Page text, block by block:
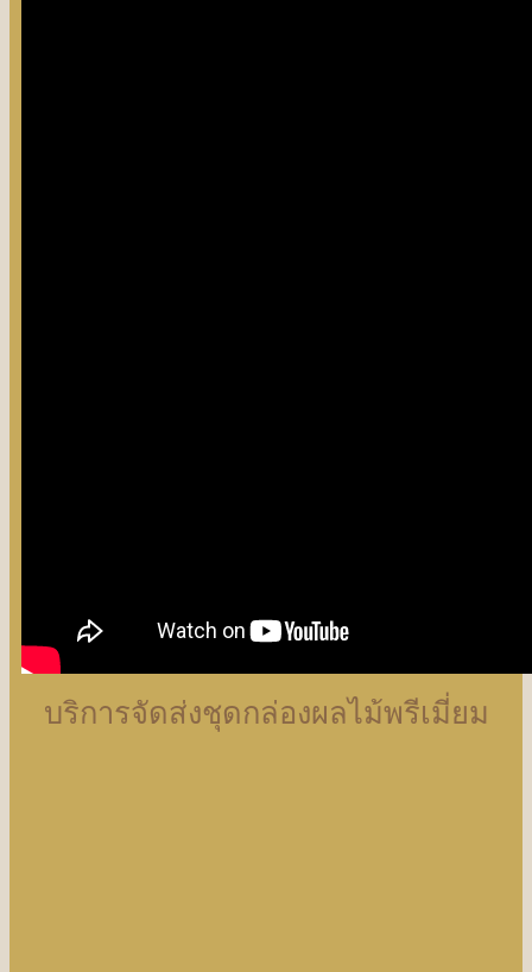
บริการจัดส่งชุดกล่องผลไม้พรีเมี่ยม